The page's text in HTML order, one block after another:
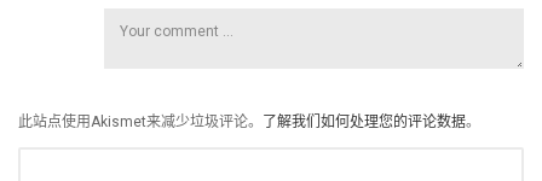
此站点使用Akismet来减少垃圾评论。 了解我们如何处理您的评论数据。